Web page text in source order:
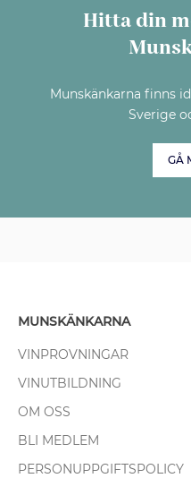
Hitta din
Munskänkarna finns
Sverige
GÅ
MUNSKÄNKARNA
VINPROVNINGAR
VINUTBILDNING
OM OSS
BLI MEDLEM
PERSONUPPGIFTSPOLICY